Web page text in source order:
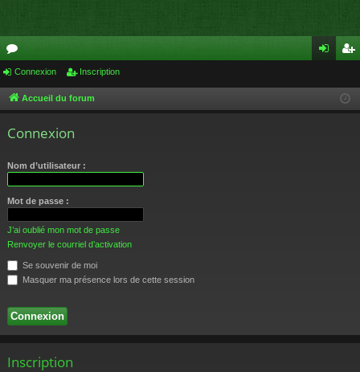
or
u cri
Connexion Inscription
Accueil du forum
Connexion
Nom d’utilisateur :
Mot de passe :
J’ai oublié mon mot de passe
Renvoyer le courriel d’activation
Se souvenir de moi
Masquer ma présence lors de cette session
Inscription